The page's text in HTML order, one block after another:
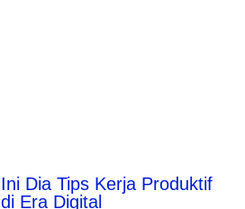
Ini Dia Tips Kerja Produktif
di Era Digital